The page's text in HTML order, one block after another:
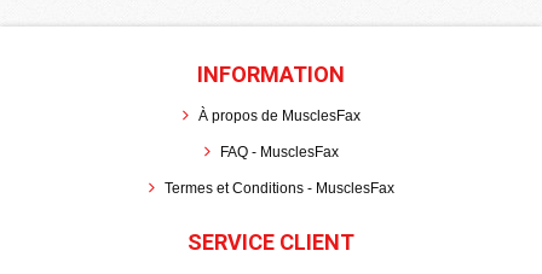
INFORMATION
À propos de MusclesFax
FAQ - MusclesFax
Termes et Conditions - MusclesFax
SERVICE CLIENT